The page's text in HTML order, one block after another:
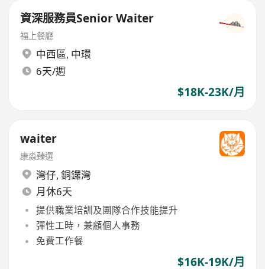
資深服務員Senior Waiter
​福上餐廳
中西區, 中環
6天/週
$18K-23K/月
waiter
康淼臻選
灣仔, 銅鑼灣
月休6天
提供職業培訓及團隊合作技能提升
彈性工時，兼顧個人事務
免費工作餐
$16K-19K/月